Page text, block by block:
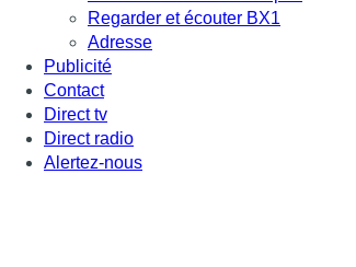
Regarder et écouter BX1
Adresse
Publicité
Contact
Direct tv
Direct radio
Alertez-nous